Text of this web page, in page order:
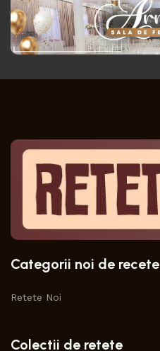
Categorii noi de recete
Retete Noi
Colectii de retete